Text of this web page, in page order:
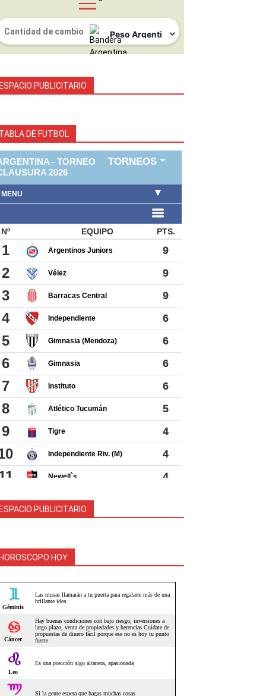
ESPACIO PUBLICITARIO
TABLA DE FUTBOL
ESPACIO PUBLICITARIO
HOROSCOPO HOY